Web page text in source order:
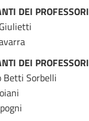
DEI
DEI
Betti Sorbelli